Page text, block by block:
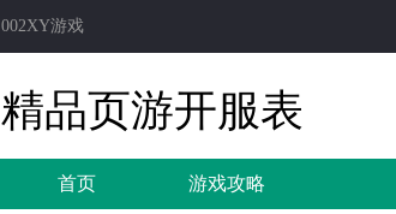
002XY游戏
精品页游开服表
首页 游戏攻略